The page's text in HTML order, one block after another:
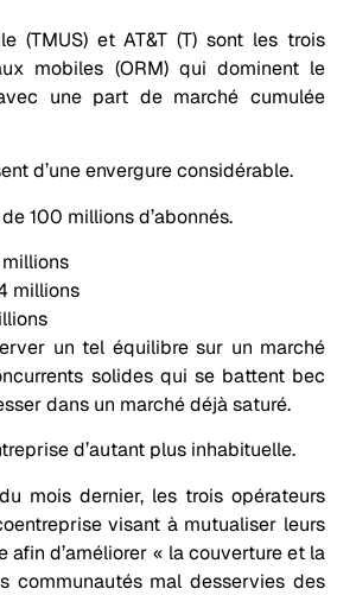
(TMUS) et AT&T (T) sont les trois
mobiles (ORM) qui dominent le
une part de marché cumulée
d’une envergure considérable.
100 millions d’abonnés.
millions
un tel équilibre sur un marché
solides qui se battent bec
dans un marché déjà saturé.
d’autant plus inhabituelle.
mois dernier, les trois opérateurs
visant à mutualiser leurs
afin d’améliorer « la couverture et la
communautés mal desservies des